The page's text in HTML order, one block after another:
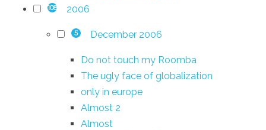
108 2006
5 December 2006
Do not touch my Roomba
The ugly face of globalization
only in europe
Almost 2
Almost